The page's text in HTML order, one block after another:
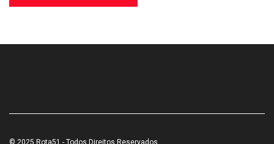
© 2025 Rota51 - Todos Direitos Reservados.